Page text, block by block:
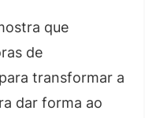
que
de
transformar a
dar forma ao